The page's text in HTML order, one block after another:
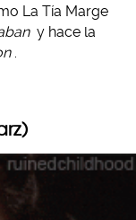
La Tía Marge
y hace la